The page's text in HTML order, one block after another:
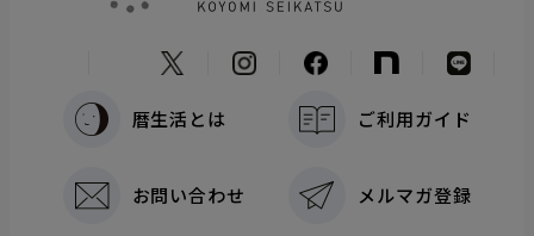
暦生活とは ご利用ガイド
お問い合わせ メルマガ登録